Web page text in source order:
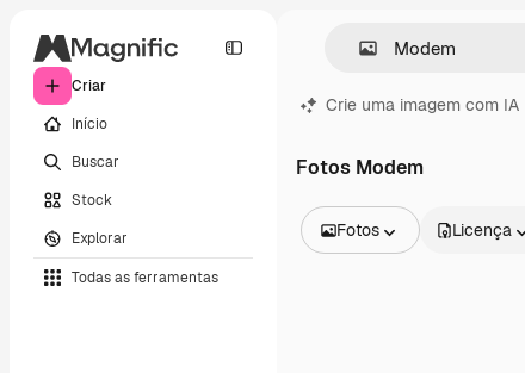
Criar
Início
Buscar
Stock
Explorar
Todas as ferramentas
Crie uma imagem com IA
Fotos Modem
Fotos Licença